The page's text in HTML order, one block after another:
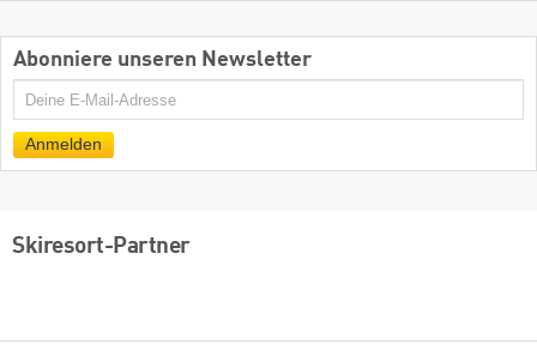
Abonniere unseren Newsletter
E-
Anmelden
Skiresort-Partner